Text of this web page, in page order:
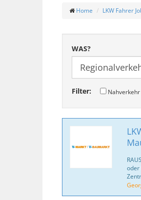
Home LKW Fahrer
WAS?
Filter: Nahverkehr
oder